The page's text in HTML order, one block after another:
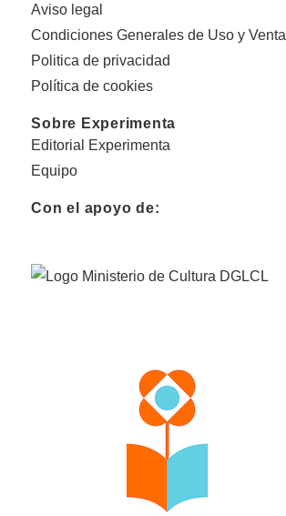
Aviso legal
Condiciones Generales de Uso y Venta
Politica de privacidad
Política de cookies
Sobre Experimenta
Editorial Experimenta
Equipo
Con el apoyo de: